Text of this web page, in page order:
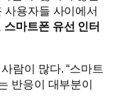
사용자들 사이에서
스마트폰 유선 인터
람이 많다. “스마트
반응이 대부분이